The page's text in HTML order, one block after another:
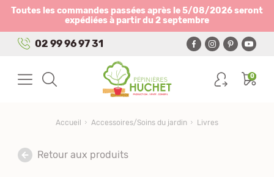
Toutes les commandes passées après le 5/08/2026 seront
expédiées à partir du 2 septembre
02 99 96 97 31
0
Accueil Accessoires/Soins du jardin Livres
Retour aux produits
Panneau de gestion des cookies